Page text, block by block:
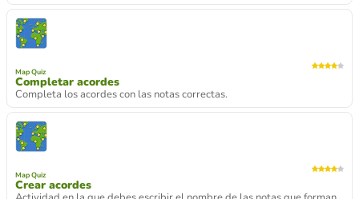
Map Quiz
Completar acordes
Completa los acordes con las notas correctas.
Map Quiz
Crear acordes